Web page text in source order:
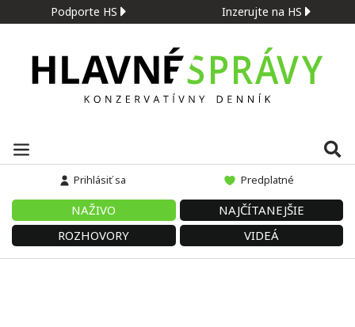
Podporte HS Inzerujte na HS
Prihlásiť sa Predplatné
NAŽIVO
NAJČÍTANEJŠIE
ROZHOVORY
VIDEÁ